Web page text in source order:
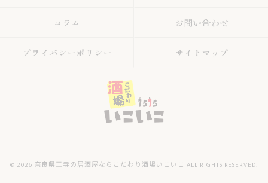
コラム お問い合わせ
プライバシーポリシー サイトマップ
© 2026 奈良県王寺の居酒屋ならこだわり酒場いこいこ ALL RIGHTS RESERVED.